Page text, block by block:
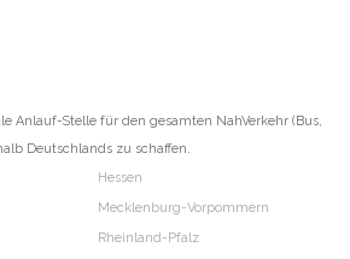
Anlauf-Stelle für den gesamten NahVerkehr (Bus,
Deutschlands zu schaffen.
Hessen
Mecklenburg-Vorpommern
Rheinland-Pfalz